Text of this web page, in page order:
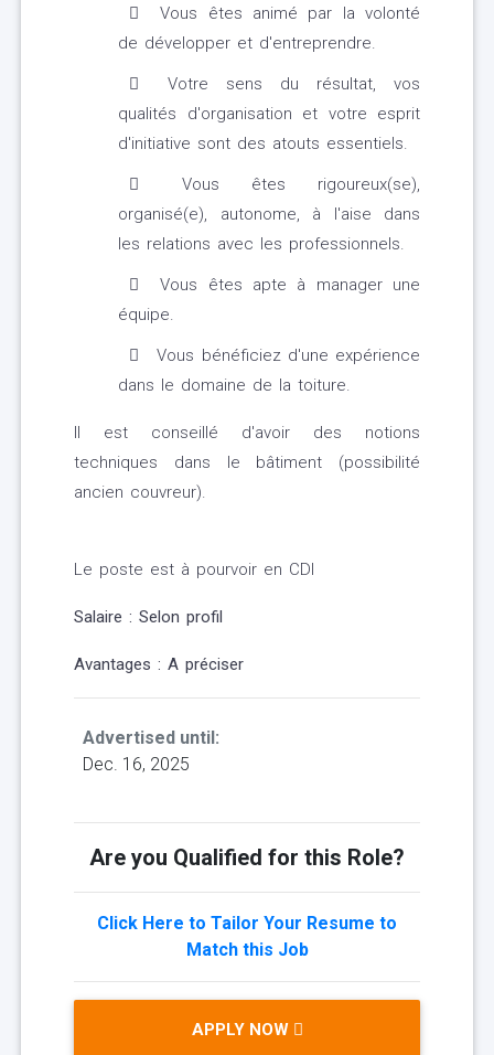
Vous êtes animé par la volonté
de développer et d'entreprendre.
Votre sens du résultat, vos
qualités d'organisation et votre esprit
d'initiative sont des atouts essentiels.
Vous êtes rigoureux(se),
organisé(e), autonome, à l'aise dans
les relations avec les professionnels.
Vous êtes apte à manager une
équipe.
Vous bénéficiez d'une expérience
dans le domaine de la toiture.
Il est conseillé d'avoir des notions
techniques dans le bâtiment (possibilité
ancien couvreur).
Le poste est à pourvoir en CDI
Salaire : Selon profil
Avantages : A préciser
Advertised until:
Dec. 16, 2025
Are you Qualified for this Role?
Click Here to Tailor Your Resume to
Match this Job
APPLY NOW